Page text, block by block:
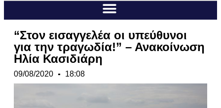
“Στον εισαγγελέα οι υπεύθυνοι
για την τραγωδία!” – Ανακοίνωση
Ηλία Κασιδιάρη
09/08/2020 18:08